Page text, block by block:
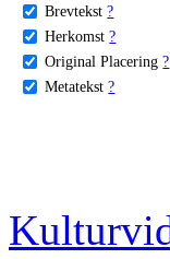
Brevtekst ?
Herkomst ?
Original Placering ?
Metatekst ?